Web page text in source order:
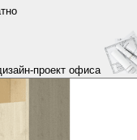
проект офиса